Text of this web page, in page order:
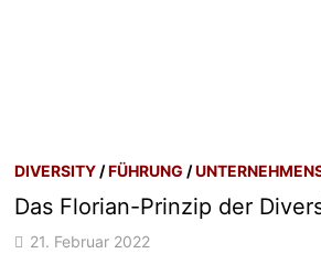
DIVERSITY /FÜHRUNG /
Das Florian-Prinzip der
21. Februar 2022